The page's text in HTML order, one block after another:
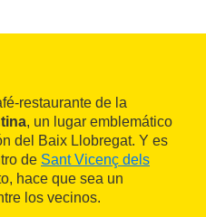
restaurante de la
, un lugar emblemático
del Baix Llobregat. Y es
de Sant Vicenç dels
hace que sea un
los vecinos.